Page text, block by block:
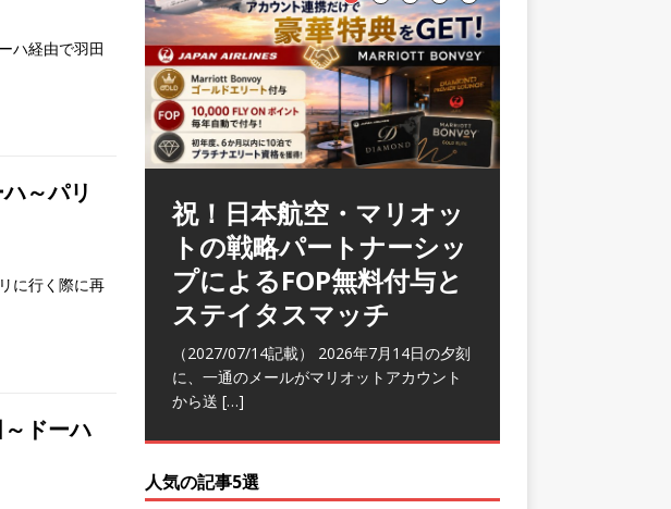
ハ経由で羽田
ハ～パリ
に行く際に再
～ドーハ
祝！日本航空・マリオッ
トの戦略パートナーシッ
プによるFOP無料付与と
ステイタスマッチ
（2027/07/14記載） 2026年7月14日の夕刻
に、一通のメールがマリオットアカウント
から送 […]
ラウンジ 華 那覇空港
(2026/05)
（2026/06/07記載） 2026年5月下旬の平日
に那覇を訪れた際に利用した。 こちらのラ
ウンジ
[…]
人気の記事5選